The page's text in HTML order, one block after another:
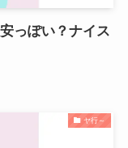
っぽい？ナイス
ヤ行～